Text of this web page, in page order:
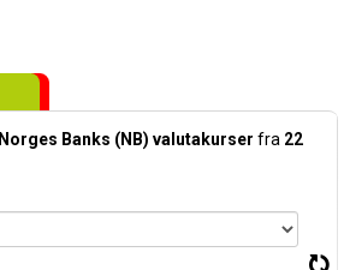
Norges Banks (NB) valutakurser fra 22